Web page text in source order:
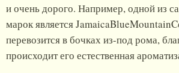
и очень дорого. Например, одной из
марок является
перевозится в бочках из-под рома,
происходит его естественная